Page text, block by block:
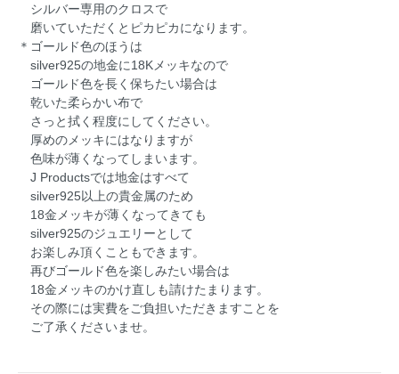
シルバー専用のクロスで
磨いていただくとピカピカになります。
＊ゴールド色のほうは
silver925の地金に18Kメッキなので
ゴールド色を長く保ちたい場合は
乾いた柔らかい布で
さっと拭く程度にしてください。
厚めのメッキにはなりますが
色味が薄くなってしまいます。
J Productsでは地金はすべて
silver925以上の貴金属のため
18金メッキが薄くなってきても
silver925のジュエリーとして
お楽しみ頂くこともできます。
再びゴールド色を楽しみたい場合は
18金メッキのかけ直しも請けたまります。
その際には実費をご負担いただきますことを
ご了承くださいませ。